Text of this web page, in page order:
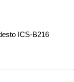
ICS-B216